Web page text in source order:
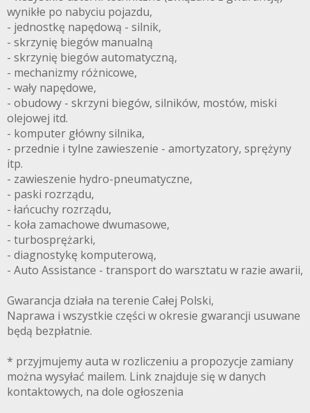
wynikłe po nabyciu pojazdu,
- jednostkę napędową - silnik,
- skrzynię biegów manualną
- skrzynię biegów automatyczną,
- mechanizmy różnicowe,
- wały napędowe,
- obudowy - skrzyni biegów, silników, mostów, miski
olejowej itd.
- komputer główny silnika,
- przednie i tylne zawieszenie - amortyzatory, sprężyny
itp.
- zawieszenie hydro-pneumatyczne,
- paski rozrządu,
- łańcuchy rozrządu,
- koła zamachowe dwumasowe,
- turbosprężarki,
- diagnostykę komputerową,
- Auto Assistance - transport do warsztatu w razie awarii,
Gwarancja działa na terenie Całej Polski,
Naprawa i wszystkie części w okresie gwarancji usuwane
będą bezpłatnie.
* przyjmujemy auta w rozliczeniu a propozycje zamiany
można wysyłać mailem. Link znajduje się w danych
kontaktowych, na dole ogłoszenia